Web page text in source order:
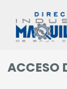
ACCESO